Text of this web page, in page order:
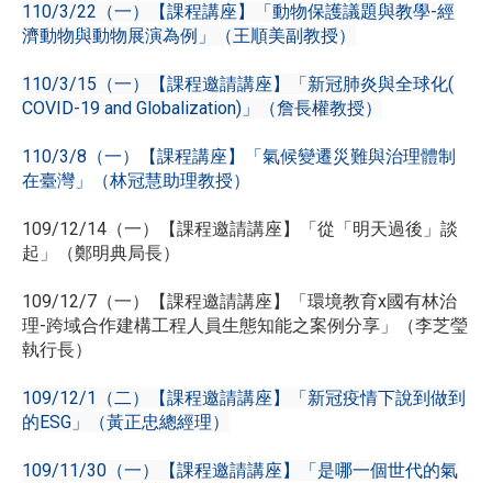
110/3/22（一）【課程講座】「動物保護議題與教學-經
濟動物與動物展演為例」（王順美副教授）
110/3/15（一）【課程邀請講座】「新冠肺炎與全球化(
COVID-19 and Globalization)」（詹長權教授）
110/3/8（一）【課程講座】「氣候變遷災難與治理體制
在臺灣」（林冠慧助理教授）
109/12/14（一）【課程邀請講座】「從「明天過後」談
起」（鄭明典局長）
109/12/7（一）【課程邀請講座】「環境教育x國有林治
理-跨域合作建構工程人員生態知能之案例分享」（李芝瑩
執行長）
109/12/1（二）【課程邀請講座】「新冠疫情下說到做到
的ESG」（黃正忠總經理）
109/11/30（一）【課程邀請講座】「是哪一個世代的氣